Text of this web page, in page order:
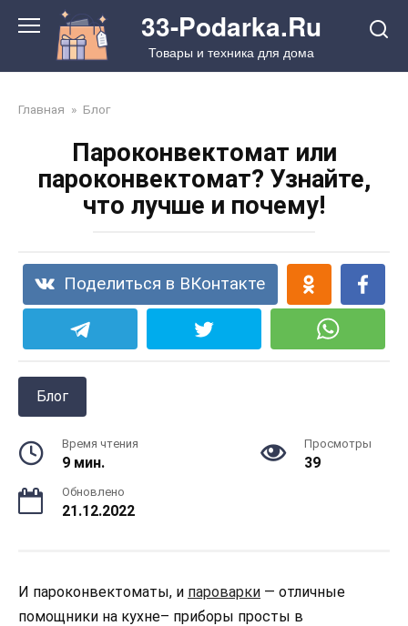
контенту
33-Podarka.Ru
Товары и техника для дома
Главная » Блог
Пароконвектомат или
пароконвектомат? Узнайте,
что лучше и почему!
Поделиться в ВКонтакте
Блог
Время чтения
9 мин.
Просмотры
39
Обновлено
21.12.2022
И пароконвектоматы, и пароварки — отличные
помощники на кухне– приборы просты в